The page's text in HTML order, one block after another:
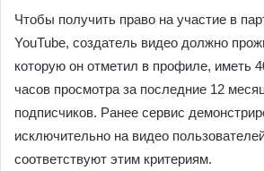
Чтобы получить право на участие в
YouTube, создатель видео должно
которую он отметил в профиле, иметь
часов просмотра за последние 12
подписчиков. Ранее сервис
исключительно на видео
соответствуют этим критериям.